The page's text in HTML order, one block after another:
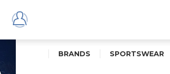
BRANDS SPORTSWEAR